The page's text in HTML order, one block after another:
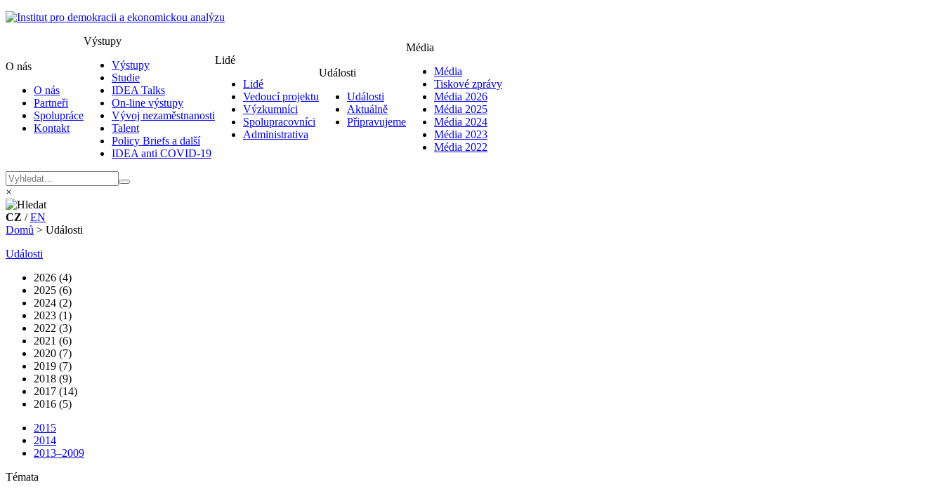
O nás
O nás
Partneři
Spolupráce
Kontakt
Výstupy
Výstupy
Studie
IDEA Talks
On-line výstupy
Vývoj nezaměstnanosti
Talent
Policy Briefs a další
IDEA anti COVID-19
Lidé
Lidé
Vedoucí projektu
Výzkumníci
Spolupracovníci
Administrativa
Události
Události
Aktuálně
Připravujeme
Média
Média
Tiskové zprávy
Média 2026
Média 2025
Média 2024
Média 2023
Média 2022
×
CZ /EN
Domů > Události
Události
2026 (4)
2025 (6)
2024 (2)
2023 (1)
2022 (3)
2021 (6)
2020 (7)
2019 (7)
2018 (9)
2017 (14)
2016 (5)
2015
2014
2013–2009
Témata